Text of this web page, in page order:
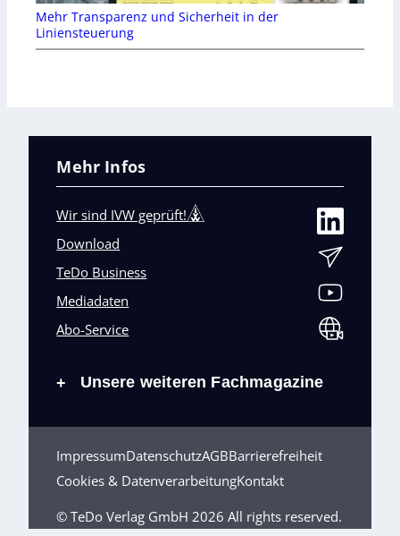
Mehr Transparenz und Sicherheit in der
Liniensteuerung
Mehr Infos
Wir sind IVW geprüft!
Download
TeDo Business
Mediadaten
Abo-Service
+ Unsere weiteren Fachmagazine
ImpressumDatenschutzAGBBarrierefreiheit
Cookies & DatenverarbeitungKontakt
© TeDo Verlag GmbH 2026 All rights reserved.